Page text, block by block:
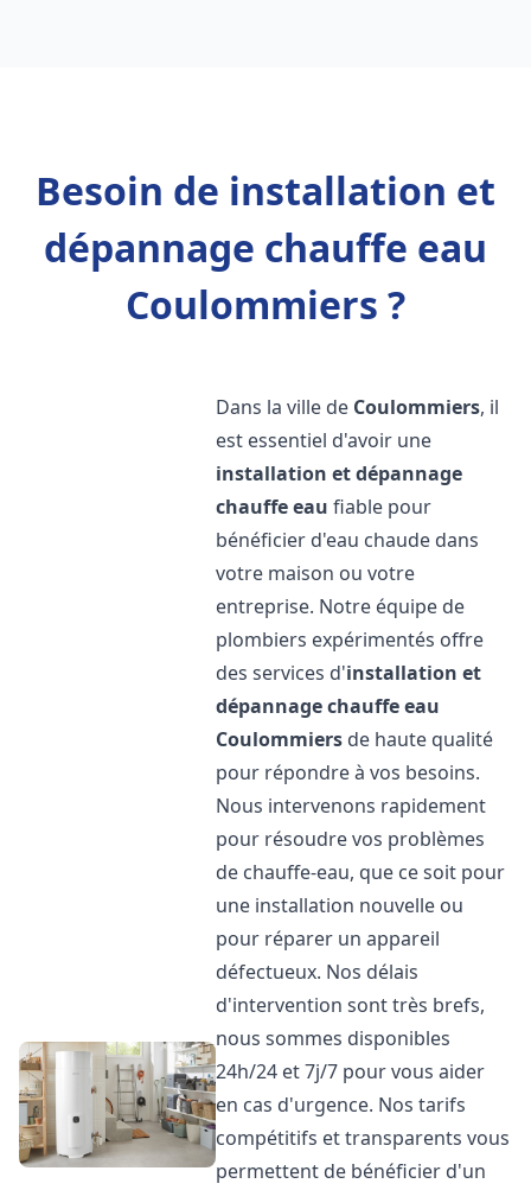
Besoin de installation et
dépannage chauffe eau
Coulommiers ?
Dans la ville de Coulommiers, il
est essentiel d'avoir une
installation et dépannage
chauffe eau fiable pour
bénéficier d'eau chaude dans
votre maison ou votre
entreprise. Notre équipe de
plombiers expérimentés offre
des services d'installation et
dépannage chauffe eau
Coulommiers de haute qualité
pour répondre à vos besoins.
Nous intervenons rapidement
pour résoudre vos problèmes
de chauffe-eau, que ce soit pour
une installation nouvelle ou
pour réparer un appareil
défectueux. Nos délais
d'intervention sont très brefs,
nous sommes disponibles
24h/24 et 7j/7 pour vous aider
en cas d'urgence. Nos tarifs
compétitifs et transparents vous
permettent de bénéficier d'un